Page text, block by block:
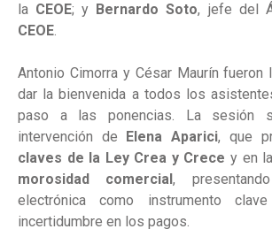
la CEOE; y Bernardo Soto, jefe del
CEOE.
Antonio Cimorra y César Maurín fueron
dar la bienvenida a todos los
paso a las ponencias. La sesión
intervención de
Elena Aparici, que
claves de la Ley Crea y Crece y en la
morosidad comercial,
electrónica como instrumento
incertidumbre en los pagos.